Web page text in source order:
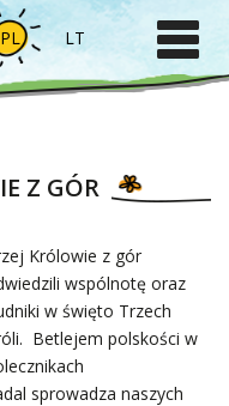
PL LT
Z GÓR
Królowie z gór
wspólnotę oraz
w święto Trzech
Betlejem polskości w
sprowadza naszych